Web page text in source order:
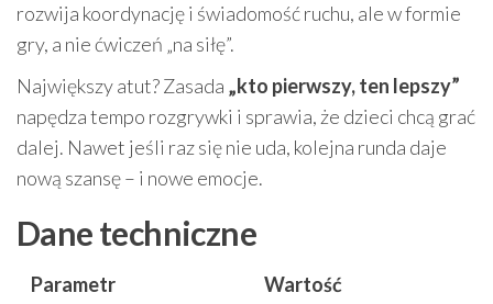
rozwija koordynację i świadomość ruchu, ale w formie
gry, a nie ćwiczeń „na siłę”.
Największy atut? Zasada „kto pierwszy, ten lepszy”
napędza tempo rozgrywki i sprawia, że dzieci chcą grać
dalej. Nawet jeśli raz się nie uda, kolejna runda daje
nową szansę – i nowe emocje.
Dane techniczne
Parametr
Wartość